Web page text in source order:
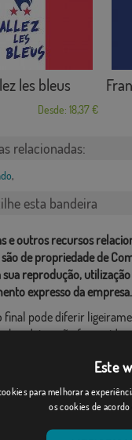
les bleus
Desde: 18,37 €
relacionadas:
,
esta bandeira
e outros recursos
de propriedade de
reprodução,
expresso da empresa.
final pode diferir
bandeiras são
dimensões finais e tons
Este
para melhorar a
os cookies de acordo